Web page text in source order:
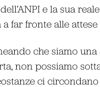
e la sua
a far fronte alle
che siamo
non possiamo
ci